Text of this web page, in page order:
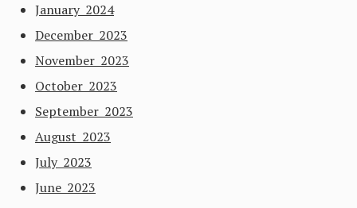
January 2024
December 2023
November 2023
October 2023
September 2023
August 2023
July 2023
June 2023